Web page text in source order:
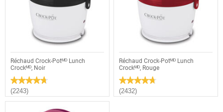
Réchaud Crock-Potᴹᴰ Lunch
Crockᴹᴰ, Noir
★★★★★
★★★★★
4.7
étoile(s)
sur
(2243)
Réchaud Crock-Potᴹᴰ Lunch
Crockᴹᴰ, Rouge
★★★★★
★★★★★
4.7
étoile(s)
(2432)